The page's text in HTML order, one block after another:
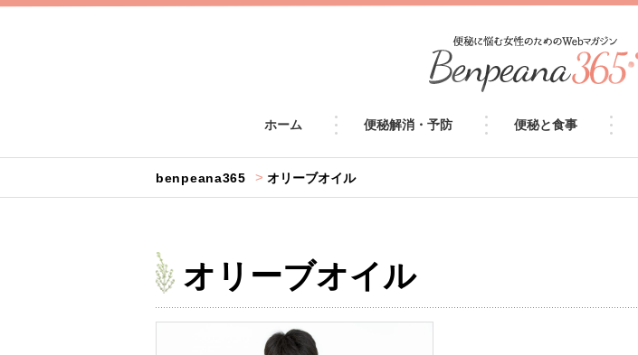
ホーム 便秘解消・予防 便秘と食事
benpeana365 > オリーブオイル
オリーブオイル